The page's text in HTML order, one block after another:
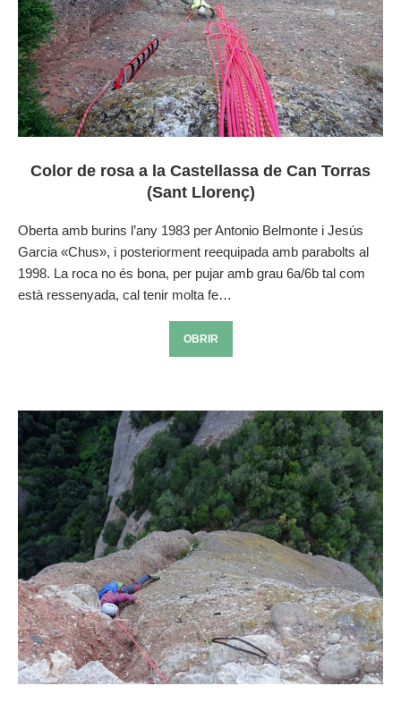
Color de rosa a la Castellassa de Can Torras
(Sant Llorenç)
Oberta amb burins l’any 1983 per Antonio Belmonte i Jesús
Garcia «Chus», i posteriorment reequipada amb parabolts al
1998. La roca no és bona, per pujar amb grau 6a/6b tal com
està ressenyada, cal tenir molta fe…
OBRIR